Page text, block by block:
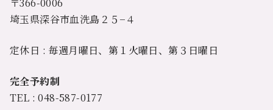
〒366-0006
埼玉県深谷市血洗島２５−４
定休日 : 毎週月曜日、第１火曜日、第３日曜日
完全予約制
TEL : 048-587-0177